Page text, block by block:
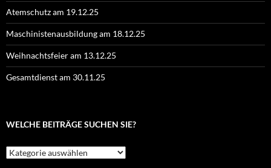
Atemschutz am 19.12.25
Maschinistenausbildung am 18.12.25
Weihnachtsfeier am 13.12.25
Gesamtdienst am 30.11.25
WELCHE BEITRÄGE SUCHEN SIE?
Welche
Beiträge